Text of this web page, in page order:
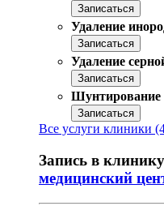
Записаться
Удаление
Записаться
Удаление
Записаться
Шунтирование
Записаться
Все услуги клиники
Запись в
медицинский